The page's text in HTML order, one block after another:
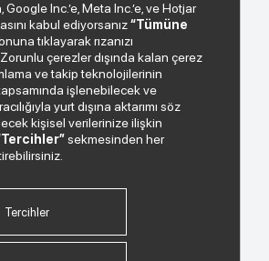
verilerimin işlenmesi hususunda
Korunması Politikası”okudum ve
İleti Onay Metni"
Google Inc.’e, Meta Inc.’e, ve Hotjar
kabul ediyorsanız“Tümüne
tıklayarak rızanızı
çerezler dışında kalan çerez
ve takip teknolojilerinin
işlenebilecek ve
yurt dışına aktarımı söz
kişisel verilerinize ilişkin
sekmesinden her
Tercihler